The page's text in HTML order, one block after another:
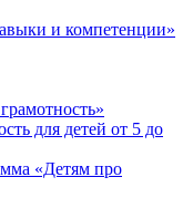
и компетенции»
для детей от 5 до
«Детям про